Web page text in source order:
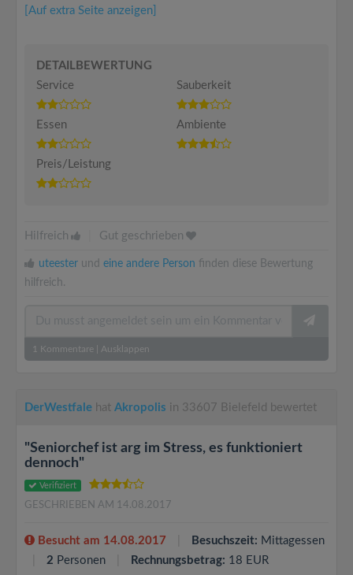
[Auf extra Seite anzeigen]
DETAILBEWERTUNG
Service
Sauberkeit
Essen Ambiente
Preis/Leistung
Hilfreich Gut geschrieben
uteester und eine andere Person finden diese Bewertung
hilfreich.
1 Kommentare Ausklappen
DerWestfale hat Akropolis in 33607 Bielefeld bewertet
"Seniorchef ist arg im Stress, es funktioniert
dennoch"
Verifiziert
GESCHRIEBEN AM 14.08.2017
Besucht am 14.08.2017 Besuchszeit: Mittagessen
2 Personen Rechnungsbetrag: 18 EUR